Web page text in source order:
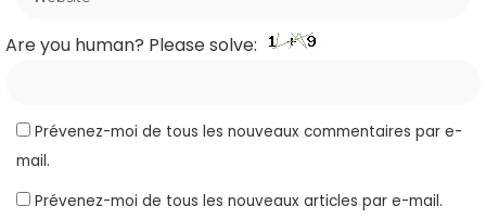
Are you human? Please solve:
Prévenez-moi de tous les nouveaux commentaires par e-
mail.
Prévenez-moi de tous les nouveaux articles par e-mail.